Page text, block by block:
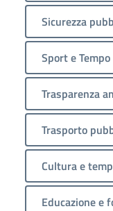
Sicurezza
Sport e
Trasparenza
Trasporto
Cultura e
Educazione e